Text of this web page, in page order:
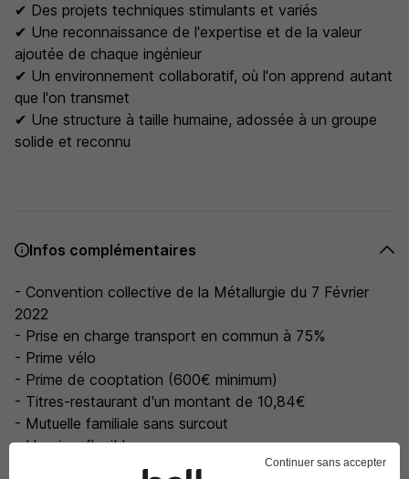
✔ Des projets techniques stimulants et variés
✔ Une reconnaissance de l'expertise et de la valeur
ajoutée de chaque ingénieur
✔ Un environnement collaboratif, où l'on apprend autant
que l'on transmet
✔ Une structure à taille humaine, adossée à un groupe
solide et reconnu
Infos complémentaires
- Convention collective de la Métallurgie du 7 Février
2022
- Prise en charge transport en commun à 75%
- Prime vélo
- Prime de cooptation (600€ minimum)
- Titres-restaurant d'un montant de 10,84€
- Mutuelle familiale sans surcout
- Horaires flexibles
Continuer sans accepter